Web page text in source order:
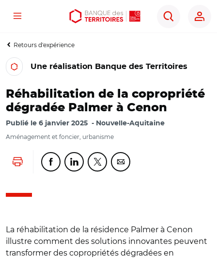
Aller
contenu
Aller
menu
Ouvrir
outils
Menu
Rechercher
Retours d'expérience
Une réalisation Banque des Territoires
Réhabilitation de la copropriété
dégradée Palmer à Cenon
Publié le 6 janvier 2025 Nouvelle-Aquitaine
Aménagement et foncier, urbanisme
Lancer l'impressionPartager cette page sur Facebook
Partager cette page sur Linkedin
Partager cette page sur Twitter
Partager cette page sur
La réhabilitation de la résidence Palmer à Cenon
illustre comment des solutions innovantes peuvent
transformer des copropriétés dégradées en